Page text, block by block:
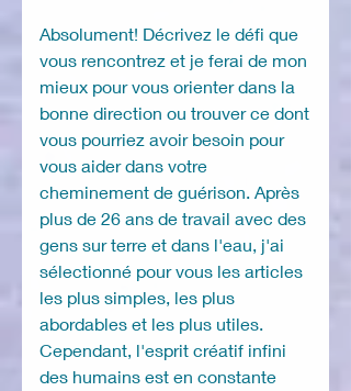
Absolument! Décrivez le défi que
vous rencontrez et je ferai de mon
mieux pour vous orienter dans la
bonne direction ou trouver ce dont
vous pourriez avoir besoin pour
vous aider dans votre
cheminement de guérison. Après
plus de 26 ans de travail avec des
gens sur terre et dans l'eau, j'ai
sélectionné pour vous les articles
les plus simples, les plus
abordables et les plus utiles.
Cependant, l'esprit créatif infini
des humains est en constante